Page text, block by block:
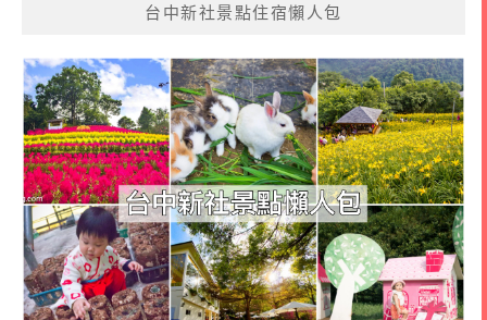
台中新社景點住宿懶人包